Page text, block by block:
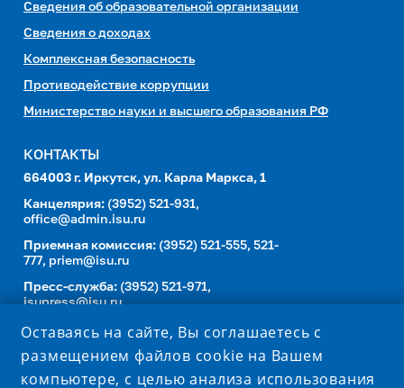
Сведения об образовательной организации
Сведения о доходах
Комплексная безопасность
Противодействие коррупции
Министерство науки и высшего образования РФ
КОНТАКТЫ
664003 г. Иркутск, ул. Карла Маркса, 1
Канцелярия: (3952) 521-931,
office@admin.isu.ru
Приемная комиссия: (3952) 521-555, 521-
777, priem@isu.ru
Пресс-служба: (3952) 521-971,
isupress@isu.ru
Телефонный справочник
Оставаясь на сайте, Вы соглашаетесь с
размещением файлов cookie на Вашем
компьютере, с целью анализа использования